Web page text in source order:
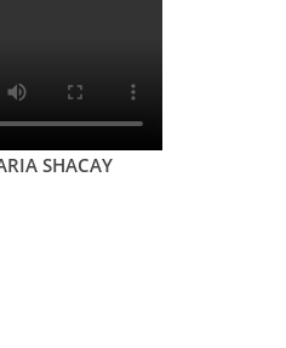
SHACAY